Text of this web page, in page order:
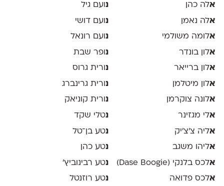
אלה כהן
אלה נאמן
אלומה משולמי
אלון בונדר
אלון ברייאר
אלון מיטלמן
אלונה צוקרמן
אלי מגזינר
אליה צ׳צ׳יק
אליהו משגב
אלכס בלנקי (Dase Boogie)
אלכס פדואה
נ ועם גיל
נועם דושי
נ ועם רונאל
נ ופר שבת
נורית גרוס
נ ורית גרינברג
נורית קוניאק
נטלי שקד
נטע בן־טל
נטע כהן
נטע רבינוביץ׳
נטע רוזנטל